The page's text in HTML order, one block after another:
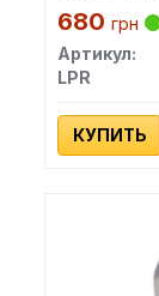
680 грн
Артикул:
LPR
КУПИТЬ